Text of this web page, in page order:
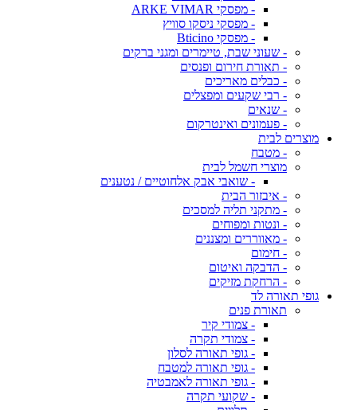
- מפסקי ARKE VIMAR
- מפסקי ניסקו סוויץ
- מפסקי Bticino
- שעוני שבת, טיימרים ומגני ברקים
- תאורת חירום ופנסים
- כבלים מאריכים
- רבי שקעים ומפצלים
- שנאים
- פעמונים ואינטרקום
מוצרים לבית
- מטבח
מוצרי חשמל לבית
- שואבי אבק אלחוטיים / נטענים
- איבזור הבית
- מתקני תליה למסכים
- ונטות ומפוחים
- מאווררים ומצננים
- חימום
- הדבקה ואיטום
- הרחקת מזיקים
גופי תאורה לד
תאורת פנים
- צמודי קיר
- צמודי תקרה
- גופי תאורה לסלון
- גופי תאורה למטבח
- גופי תאורה לאמבטיה
- שקועי תקרה